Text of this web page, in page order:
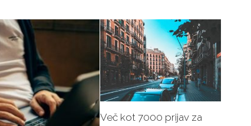
Več kot 7000 prijav za